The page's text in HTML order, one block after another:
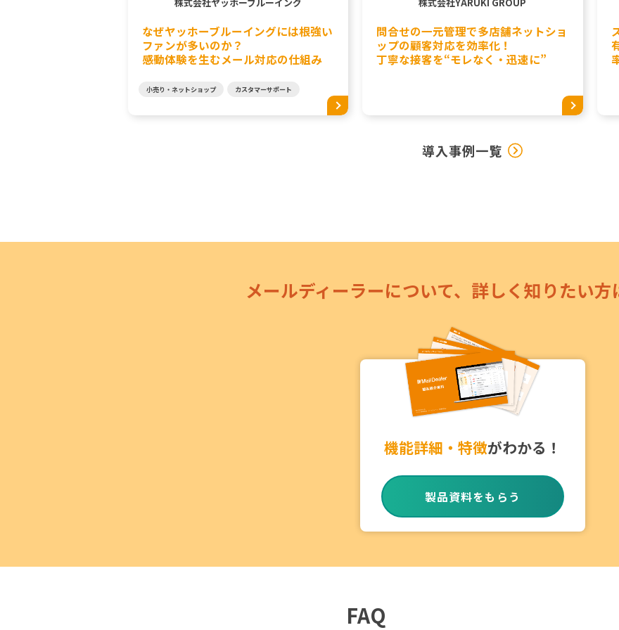
なぜヤッホーブルーイングには根強い
ファンが多いのか？
感動体験を生むメール対応の仕組み
小売り・ネットショップ カスタマーサポート
問合せの一元管理で多店舗ネットショ
ップの顧客対応を効率化！
丁寧な接客を“モレなく・迅速に”
導入事例一覧
メールディーラーについて、詳しく知りたい方
機能詳細・特徴がわかる！
製品資料をもらう
FAQ